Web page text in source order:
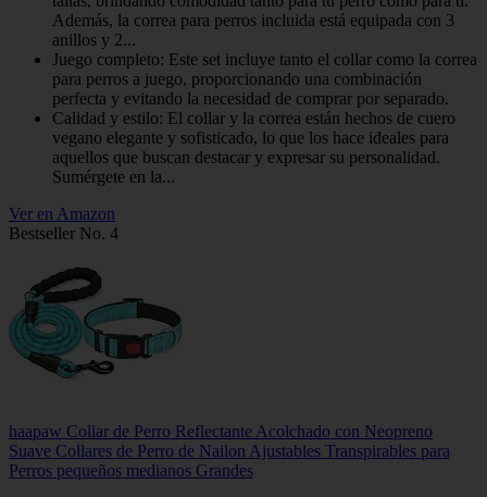
Además, la correa para perros incluida está equipada con 3
anillos y 2...
Juego completo: Este set incluye tanto el collar como la correa
para perros a juego, proporcionando una combinación
perfecta y evitando la necesidad de comprar por separado.
Calidad y estilo: El collar y la correa están hechos de cuero
vegano elegante y sofisticado, lo que los hace ideales para
aquellos que buscan destacar y expresar su personalidad.
Sumérgete en la...
Ver en Amazon
Bestseller No. 4
haapaw Collar de Perro Reflectante Acolchado con Neopreno
Suave Collares de Perro de Nailon Ajustables Transpirables para
Perros pequeños medianos Grandes